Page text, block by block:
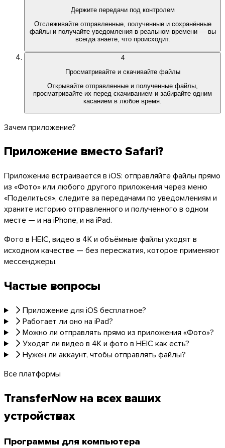
Outlook
Thunderbird
TransferNow на всех ваших устройствах
Компьютер, смартфон, браузер и почта — везде и
Держите передачи под контролем
Отслеживайте отправленные, полученные и сохранённые
файлы и получайте уведомления в реальном времени — вы
всегда знаете, что происходит.
4
Просматривайте и скачивайте файлы
Открывайте отправленные и полученные файлы,
просматривайте их перед скачиванием и забирайте одним
касанием в любое время.
Зачем приложение?
Приложение вместо Safari?
Приложение встраивается в iOS: отправляйте файлы прямо
из «Фото» или любого другого приложения через меню
«Поделиться», следите за передачами по уведомлениям и
храните историю отправленного и полученного в одном
месте — и на iPhone, и на iPad.
Фото в HEIC, видео в 4K и объёмные файлы уходят в
исходном качестве — без пересжатия, которое применяют
мессенджеры.
Частые вопросы
Приложение для iOS бесплатное?
Работает ли оно на iPad?
Можно ли отправлять прямо из приложения «Фото»?
Уходят ли видео в 4K и фото в HEIC как есть?
Нужен ли аккаунт, чтобы отправлять файлы?
Все платформы
TransferNow на всех ваших
устройствах
Программы для компьютера